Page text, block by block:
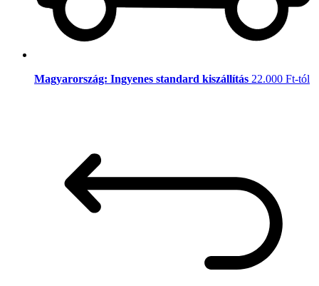
Magyarország: Ingyenes standard kiszállítás 22.000 Ft-tól